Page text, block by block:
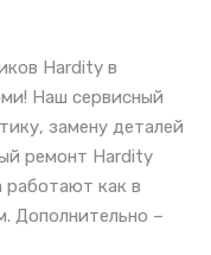
Hardity в
Наш сервисный
замену деталей
ремонт Hardity
работают как в
Дополнительно –